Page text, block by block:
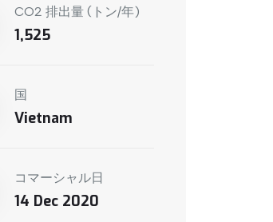
CO2 排出量 (トン/年)
1,525
国
Vietnam
コマーシャル日
14 Dec 2020